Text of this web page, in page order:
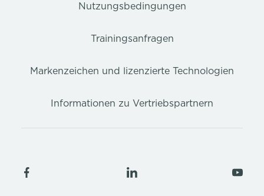
Nutzungsbedingungen
Trainingsanfragen
Markenzeichen und lizenzierte Technologien
Informationen zu Vertriebspartnern